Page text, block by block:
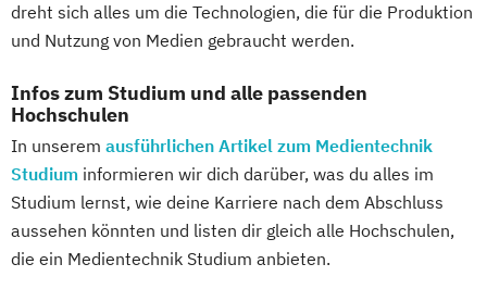
dreht sich alles um die Technologien, die für die Produktion
und Nutzung von Medien gebraucht werden.
Infos zum Studium und alle passenden
Hochschulen
In unserem ausführlichen Artikel zum Medientechnik
Studium informieren wir dich darüber, was du alles im
Studium lernst, wie deine Karriere nach dem Abschluss
aussehen könnten und listen dir gleich alle Hochschulen,
die ein Medientechnik Studium anbieten.